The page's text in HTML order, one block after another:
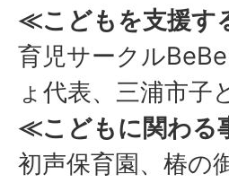
≪こどもを支援す
育児サークル
ょ代表、三浦市子
≪こどもに関わる
初声保育園、椿の